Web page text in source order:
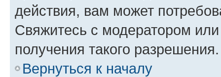
действия, вам может
Свяжитесь с модератором
получения такого разрешения.
Вернуться к началу